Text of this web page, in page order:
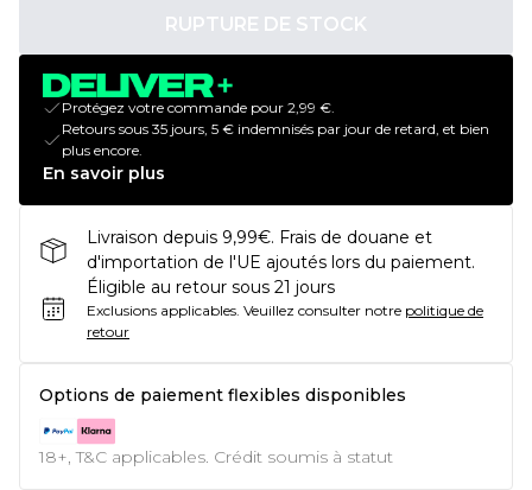
RUPTURE DE STOCK
Protégez votre commande pour 2,99 €.
Retours sous 35 jours, 5 € indemnisés par jour de retard, et bien
plus encore.
En savoir plus
Livraison depuis 9,99€. Frais de douane et
d'importation de l'UE ajoutés lors du paiement.
Éligible au retour sous 21 jours
Exclusions applicables. Veuillez consulter notre politique de
retour
Options de paiement flexibles disponibles
18+, T&C applicables. Crédit soumis à statut